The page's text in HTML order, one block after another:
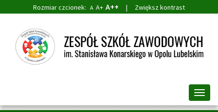
głównej
treści
wyszukiwarki
Rozmiar czcionek: A A+ A++ | Zwiększ kontrast